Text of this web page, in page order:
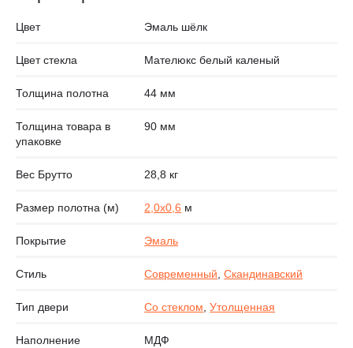
Цвет Эмаль шёлк
Цвет стекла Мателюкс белый каленый
Толщина полотна 44 мм
Толщина товара в
упаковке
90 мм
Вес Брутто 28,8 кг
Размер полотна (м) 2,0х0,6 м
Покрытие Эмаль
Стиль Современный,Скандинавский
Тип двери Со стеклом,Утолщенная
Наполнение МДФ